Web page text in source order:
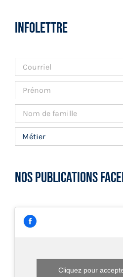
INFOLETTRE
NOS PUBLICATIONS
Cliquez pour